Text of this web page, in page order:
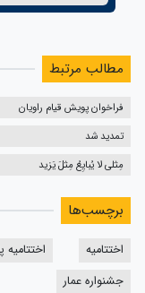
مطالب مرتبط
فراخوان پویش قیام راویان
تمدید شد
مِثلی لا یُبایِعُ مِثلَ یَزید
برچسب‌ها
اختتامیه اختتامیه
جشنواره عمار